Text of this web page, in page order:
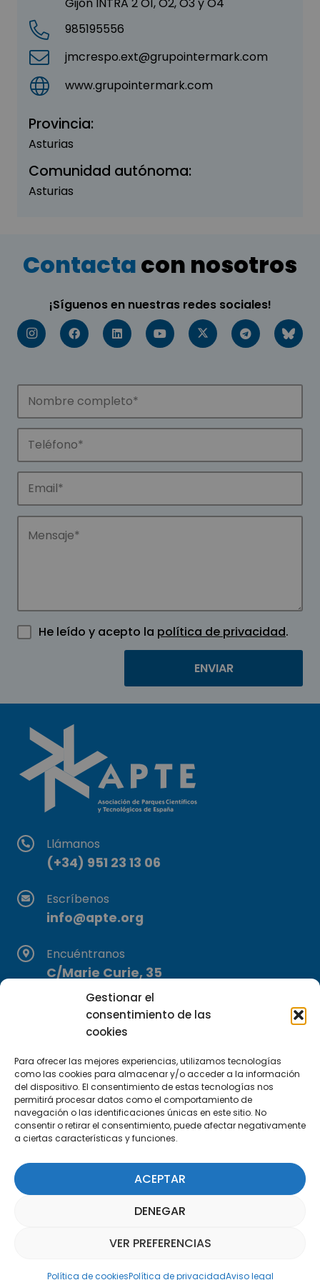
Gestionar el
consentimiento de las
cookies
Para ofrecer las mejores experiencias, utilizamos tecnologías
como las cookies para almacenar y/o acceder a la información
del dispositivo. El consentimiento de estas tecnologías nos
permitirá procesar datos como el comportamiento de
navegación o las identificaciones únicas en este sitio. No
consentir o retirar el consentimiento, puede afectar negativamente
a ciertas características y funciones.
ACEPTAR
DENEGAR
VER PREFERENCIAS
Política de cookiesPolítica de privacidadAviso legal
985195556
jmcrespo.ext@grupointermark.com
www.grupointermark.com
Provincia:
Asturias
Comunidad autónoma:
Asturias
Contactacon nosotros
¡Síguenos en nuestras redes sociales!
He leído y acepto la política de privacidad.
Llámanos
(+34) 951 23 13 06
Escríbenos
info@apte.org
Encuéntranos
C/Marie Curie, 35
29590 Campanillas, Málaga
Suscríbete a nuestra Newsletter
SUSCRÍBETE AQUÍ